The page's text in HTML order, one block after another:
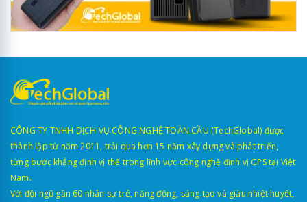
CÔNG TY TNHH DỊCH VỤ CÔNG NGHỆ TOÀN CẦU (TechGlobal) được
thành lập từ năm 2011, trải qua hơn 15 năm xây dựng và phát triển,
từng bước khẳng định vị thế trong lĩnh vực công nghệ định vị GPS tại Việt
Nam.
Với đội ngũ gần 60 nhân sự trẻ, năng động, sáng tạo và giàu nhiệt huyết,